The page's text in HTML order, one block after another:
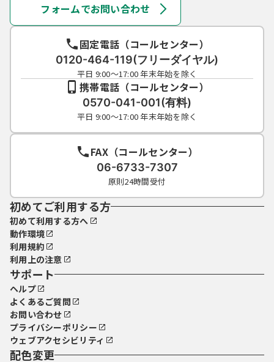
フォームでお問い合わせ
固定電話（コールセンター）
0120-464-119(フリーダイヤル)
平日 9:00～17:00 年末年始を除く
携帯電話（コールセンター）
0570-041-001(有料)
平日 9:00～17:00 年末年始を除く
FAX（コールセンター）
06-6733-7307
原則24時間受付
初めてご利用する方
初めて利用する方へ
動作環境
利用規約
利用上の注意
サポート
ヘルプ
よくあるご質問
お問い合わせ
プライバシーポリシー
ウェブアクセシビリティ
配色変更